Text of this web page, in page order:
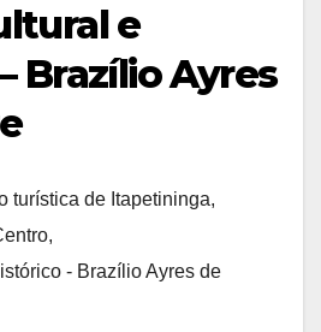
e
Brazílio Ayres
turística de Itapetininga,
,
- Brazílio Ayres de